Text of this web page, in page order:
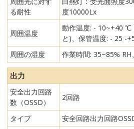
る耐性
度10000Lx
周囲温度
動作温度: - 10~+40 ℃
と)、保管温度: - 25 -
周囲の湿度
作業時間: 35~85%
出力
安全出力回路
数（OSSD）
2回路
タイプ
安全回路出力回路